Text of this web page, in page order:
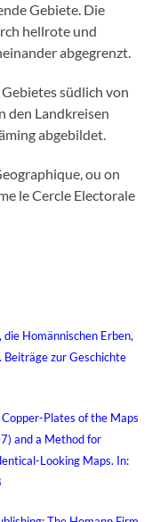
Gebiete. Die
hellrote und
abgegrenzt.
südlich von
den Landkreisen
abgebildet.
ou on
le Cercle Electorale
Homännischen Erben,
zur Geschichte
Plates of the Maps
and a Method for
Looking Maps. In: